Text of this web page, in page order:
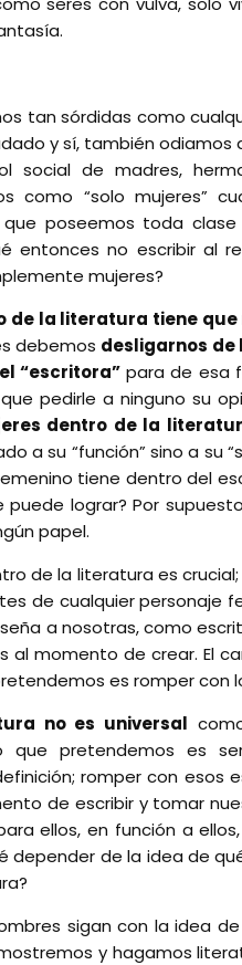
tan sórdidas como
y sí, también odiamos
social de madres,
como “solo mujeres”
poseemos toda
entonces no escribir al
mujeres?
de la literatura tiene
debemos desligarnos de
“escritora” para de esa
pedirle a ninguno su
dentro de la
a su “función” sino a su
tiene dentro del
puede lograr? Por
papel.
de la literatura es
de cualquier personaje
a nosotras, como
al momento de crear. El
es romper con
no es universal
que pretendemos es
romper con esos
de escribir y tomar
ellos, en función a
depender de la idea de
sigan con la idea
y hagamos